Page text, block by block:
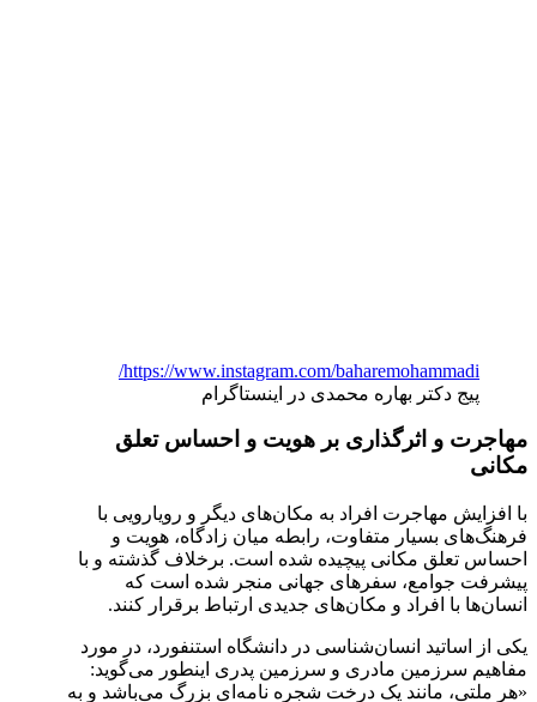
https://www.instagram.com/baharemohammadi/
پیج دکتر بهاره محمدی در اینستاگرام
مهاجرت و اثرگذاری بر هویت و احساس تعلق
مکانی
با افزایش مهاجرت افراد به مکان‌های دیگر و رویارویی با
فرهنگ‌های بسیار متفاوت، رابطه میان زادگاه، هویت و
احساس تعلق مکانی پیچیده شده است. برخلاف گذشته و با
پیشرفت جوامع، سفرهای جهانی منجر شده است که
انسان‌ها با افراد و مکان‌های جدیدی ارتباط برقرار کنند.
یکی از اساتید انسان‌شناسی در دانشگاه استنفورد، در مورد
مفاهیم سرزمین مادری و سرزمین پدری اینطور می‌گوید:
«هر ملتی، مانند یک درخت شجره نامه‌ای بزرگ می‌باشد و به